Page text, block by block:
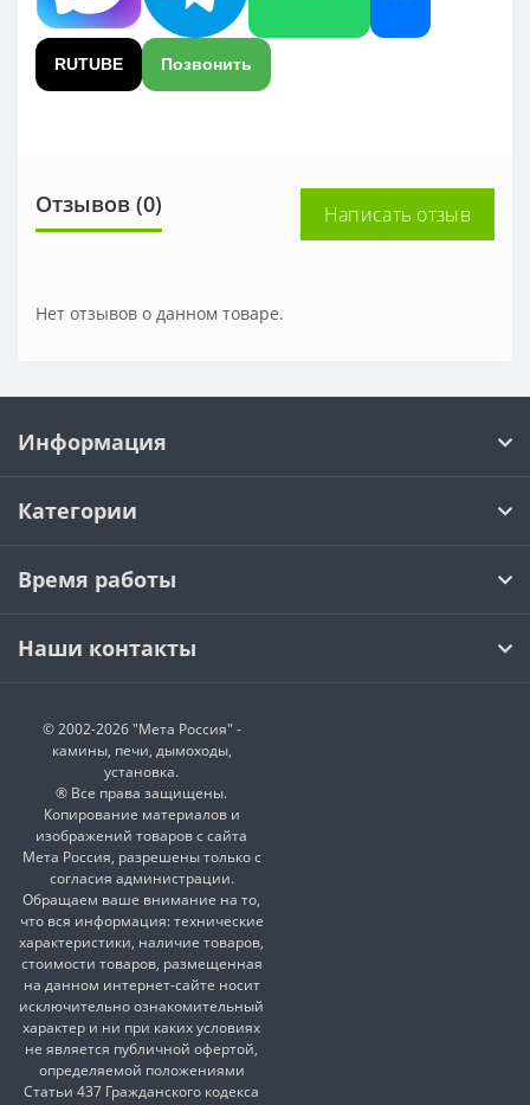
RUTUBE Позвонить
Отзывов (0) Написать отзыв
Нет отзывов о данном товаре.
Информация
Категории
Время работы
Наши контакты
© 2002-2026 "Мета Россия" -
камины, печи, дымоходы,
установка.
® Все права защищены.
Копирование материалов и
изображений товаров с сайта
Мета Россия, разрешены только с
согласия администрации.
Обращаем ваше внимание на то,
что вся информация: технические
характеристики, наличие товаров,
стоимости товаров, размещенная
на данном интернет-сайте носит
исключительно ознакомительный
характер и ни при каких условиях
не является публичной офертой,
определяемой положениями
Статьи 437 Гражданского кодекса